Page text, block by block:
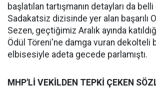
başlatılan tartışmanın detayları da
Sadakatsiz dizisinde yer alan başarılı
Sezen, geçtiğimiz Aralık ayında
Ödül Töreni'ne damga vuran dekolteli
elbisesiyle adeta gecede parlamıştı.
MHP'Lİ VEKİLDEN TEPKİ ÇEKEN